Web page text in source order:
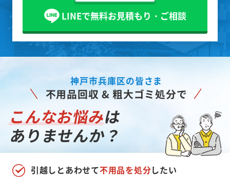
LINEで無料お見積もり・ご相談
神戸市兵庫区の皆さま
不用品回収 & 粗大ゴミ処分で
こんなお悩みは
ありませんか？
引越しとあわせて不用品を処分したい